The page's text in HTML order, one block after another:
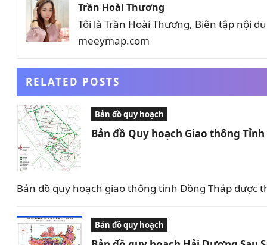
Trần Hoài Thương
Tôi là Trần Hoài Thương, Biên tập nội
meeymap.com
RELATED POSTS
Bản đồ quy hoạch
Bản đồ Quy hoạch Giao thông
Bản đồ quy hoạch giao thông tỉnh Đồng Tháp
Bản đồ quy hoạch